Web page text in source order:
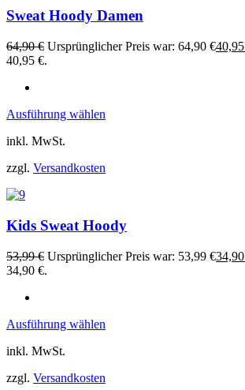
Sweat Hoody Damen
64,90€ Ursprünglicher Preis war: 64,90 €40,95
40,95 €.
Ausführung wählen
inkl. MwSt.
zzgl. Versandkosten
Kids Sweat Hoody
53,99€ Ursprünglicher Preis war: 53,99 €34,90
34,90 €.
Ausführung wählen
inkl. MwSt.
zzgl. Versandkosten